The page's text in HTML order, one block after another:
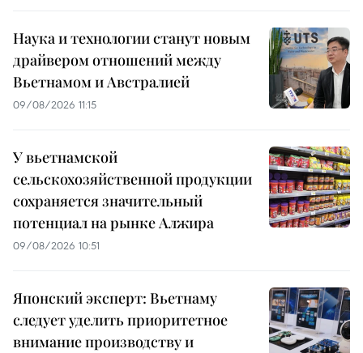
Наука и технологии станут новым
драйвером отношений между
Вьетнамом и Австралией
09/08/2026 11:15
У вьетнамской
сельскохозяйственной продукции
сохраняется значительный
потенциал на рынке Алжира
09/08/2026 10:51
Японский эксперт: Вьетнаму
следует уделить приоритетное
внимание производству и